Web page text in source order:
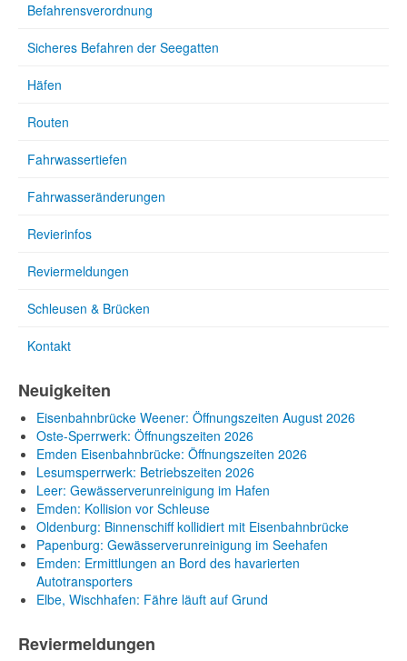
Befahrensverordnung
Sicheres Befahren der Seegatten
Häfen
Routen
Fahrwassertiefen
Fahrwasseränderungen
Revierinfos
Reviermeldungen
Schleusen & Brücken
Kontakt
Neuigkeiten
Eisenbahnbrücke Weener: Öffnungszeiten August 2026
Oste-Sperrwerk: Öffnungszeiten 2026
Emden Eisenbahnbrücke: Öffnungszeiten 2026
Lesumsperrwerk: Betriebszeiten 2026
Leer: Gewässerverunreinigung im Hafen
Emden: Kollision vor Schleuse
Oldenburg: Binnenschiff kollidiert mit Eisenbahnbrücke
Papenburg: Gewässerverunreinigung im Seehafen
Emden: Ermittlungen an Bord des havarierten
Autotransporters
Elbe, Wischhafen: Fähre läuft auf Grund
Reviermeldungen